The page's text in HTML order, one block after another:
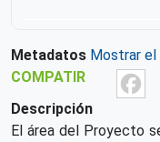
Metadatos Mostrar
COMPATIR
Descripción
El área del Proyecto